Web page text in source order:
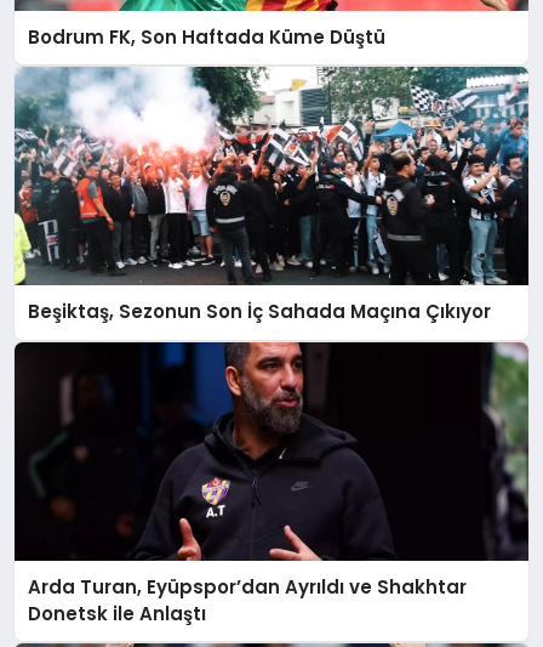
Bodrum FK, Son Haftada Küme Düştü
Beşiktaş, Sezonun Son İç Sahada Maçına Çıkıyor
Arda Turan, Eyüpspor’dan Ayrıldı ve Shakhtar
Donetsk ile Anlaştı